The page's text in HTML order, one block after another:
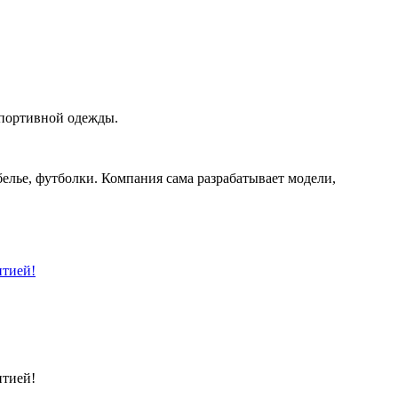
одежды.
футболки. Компания сама разрабатывает модели,